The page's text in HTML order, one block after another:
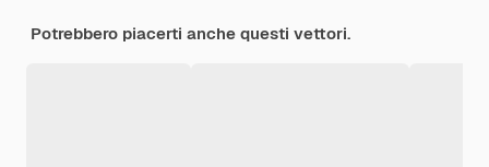
Potrebbero piacerti anche questi vettori.